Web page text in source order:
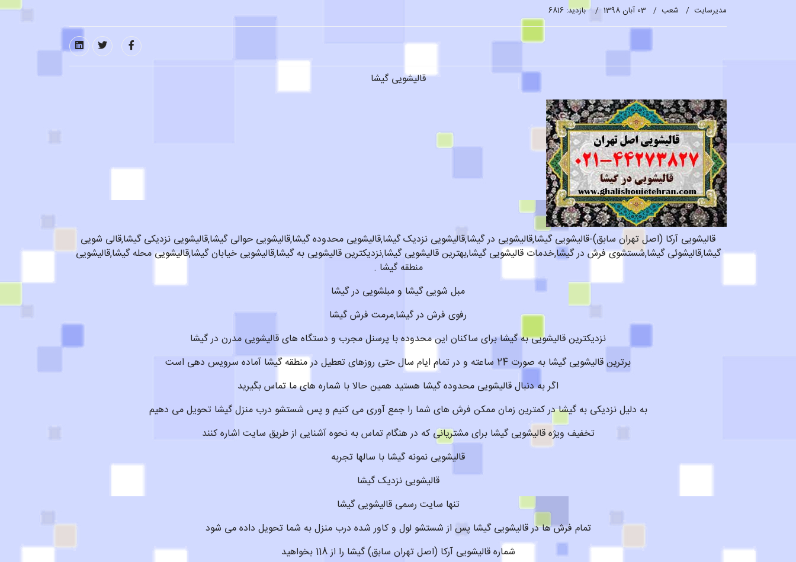
مدیرسایت شعب 03 آبان 1398 بازدید: 6816
قالیشویی گیشا
قالیشویی آرکا (اصل تهران سابق)-قالیشویی گیشا,قالیشویی در گیشا,قالیشویی نزدیک گیشا,قالیشویی محدوده گیشا,قالیشویی حوالی گیشا,قالیشویی نزدیکی گیشا,قالی شویی
گیشا,قالیشوئی گیشا,شستشوی فرش در گیشا,خدمات قالیشویی گیشا,بهترین قالیشویی گیشا,نزدیکترین قالیشویی به گیشا,قالیشویی خیابان گیشا,قالیشویی محله گیشا,قالیشویی
منطقه گیشا .
مبل شویی گیشا و مبلشویی در گیشا
رفوی فرش در گیشا,مرمت فرش گیشا
نزدیکترین قالیشویی به گیشا برای ساکنان این محدوده با پرسنل مجرب و دستگاه های قالیشویی مدرن در گیشا
برترین قالیشویی گیشا به صورت 24 ساعته و در تمام ایام سال حتی روزهای تعطیل در منطقه گیشا آماده سرویس دهی است
اگر به دنبال قالیشویی محدوده گیشا هستید همین حالا با شماره های ما تماس بگیرید
به دلیل نزدیکی به گیشا در کمترین زمان ممکن فرش های شما را جمع آوری می کنیم و پس شستشو درب منزل گیشا تحویل می دهیم
تخفیف ویژه قالیشویی گیشا برای مشتریانی که در هنگام تماس به نحوه آشنایی از طریق سایت اشاره کنند
قالیشویی نمونه گیشا با سالها تجربه
قالیشویی نزدیک گیشا
تنها سایت رسمی قالیشویی گیشا
تمام فرش ها در قالیشویی گیشا پس از شستشو لول و کاور شده درب منزل به شما تحویل داده می شود
شماره قالیشویی آرکا (اصل تهران سابق) گیشا را از 118 بخواهید